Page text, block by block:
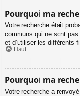
Pourquoi ma
Votre recherche était
communs qui ne sont
et d’utiliser les différents
Haut
Pourquoi ma
Votre recherche a